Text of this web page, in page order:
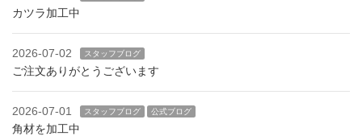
カツラ加工中
2026-07-02 スタッフブログ
ご注文ありがとうございます
2026-07-01 スタッフブログ 公式ブログ
角材を加工中